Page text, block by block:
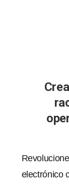
electrónico